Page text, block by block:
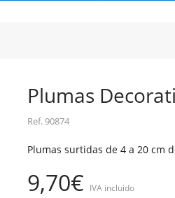
Plumas
Ref.90874
Plumas surtidas de 4 a 20 cm
9,70€ IVA incluido